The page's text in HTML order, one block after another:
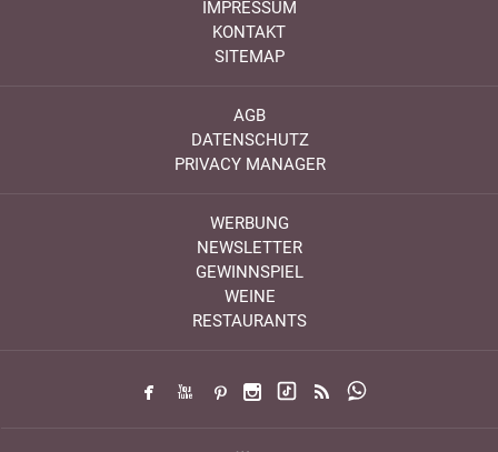
IMPRESSUM
KONTAKT
SITEMAP
AGB
DATENSCHUTZ
PRIVACY MANAGER
WERBUNG
NEWSLETTER
GEWINNSPIEL
WEINE
RESTAURANTS